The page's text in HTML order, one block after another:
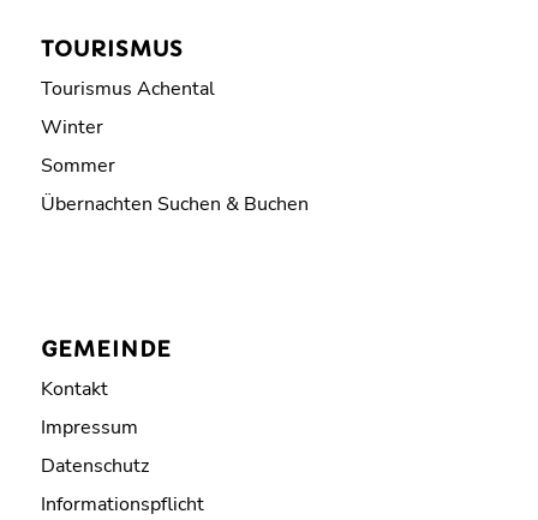
TOURISMUS
Tourismus Achental
Winter
Sommer
Übernachten Suchen & Buchen
GEMEINDE
Kontakt
Impressum
Datenschutz
Informationspflicht